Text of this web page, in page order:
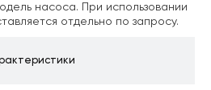
насоса. При использовании
отдельно по запросу.